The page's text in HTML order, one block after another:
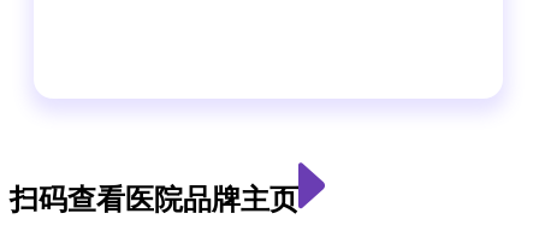
扫码查看医院品牌主页